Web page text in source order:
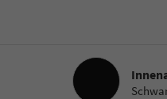
Innenausstattung